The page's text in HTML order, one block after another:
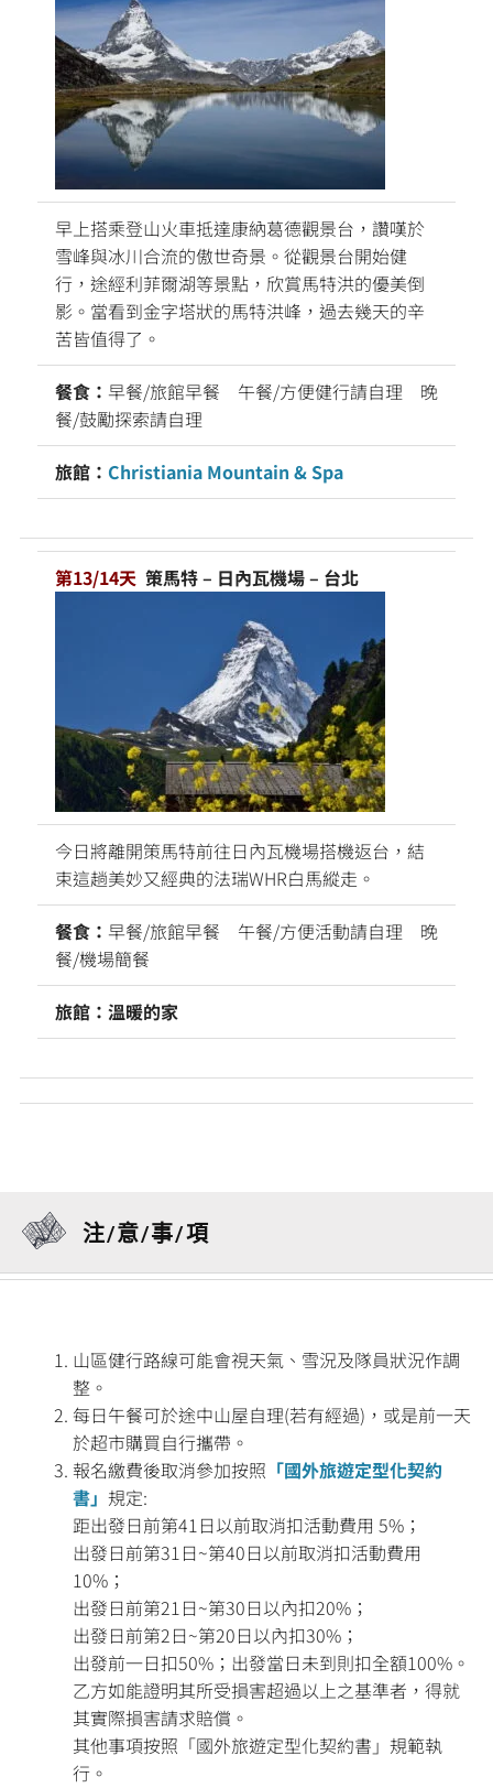
早上搭乘登山火車抵達康納葛德觀景台，讚嘆於
雪峰與冰川合流的傲世奇景。從觀景台開始健
行，途經利菲爾湖等景點，欣賞馬特洪的優美倒
影。當看到金字塔狀的馬特洪峰，過去幾天的辛
苦皆值得了。
餐食： 早餐/旅館早餐 午餐/方便健行請自理 晚
餐/鼓勵探索請自理
旅館： Christiania Mountain & Spa
第13/14天 策馬特 – 日內瓦機場 – 台北
今日將離開策馬特前往日內瓦機場搭機返台，結
束這趟美妙又經典的法瑞WHR白馬縱走。
餐食： 早餐/旅館早餐 午餐/方便活動請自理 晚
餐/機場簡餐
旅館：溫暖的家
注/意/事/項
山區健行路線可能會視天氣、雪況及隊員狀況作調
整。
每日午餐可於途中山屋自理(若有經過)，或是前一天
於超市購買自行攜帶。
報名繳費後取消參加按照 「國外旅遊定型化契約
書」 規定:
距出發日前第41日以前取消扣活動費用 5%；
出發日前第31日~第40日以前取消扣活動費用
10%；
出發日前第21日~第30日以內扣20%；
出發日前第2日~第20日以內扣30%；
出發前一日扣50%；出發當日未到則扣全額100%。
乙方如能證明其所受損害超過以上之基準者，得就
其實際損害請求賠償。
其他事項按照「國外旅遊定型化契約書」規範執
行。